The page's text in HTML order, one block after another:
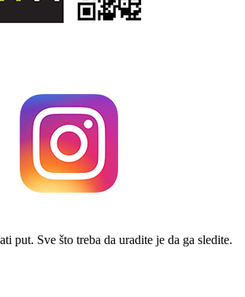
put. Sve što treba da uradite je da ga sledite.